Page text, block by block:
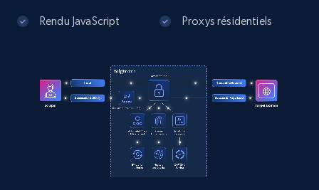
13.2K+ 1.6K+ Essai gratuit
Zillow properties listing information
Rendu JavaScript Proxys résidentiels